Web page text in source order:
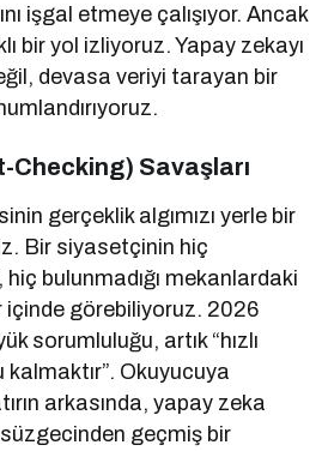
işgal etmeye çalışıyor. Ancak
bir yol izliyoruz. Yapay zekayı
devasa veriyi tarayan bir
Checking) Savaşları
gerçeklik algımızı yerle bir
Bir siyasetçinin hiç
bulunmadığı mekanlardaki
içinde görebiliyoruz. 2026
sorumluluğu, artık “hızlı
kalmaktır”. Okuyucuya
arkasında, yapay zeka
geçmiş bir